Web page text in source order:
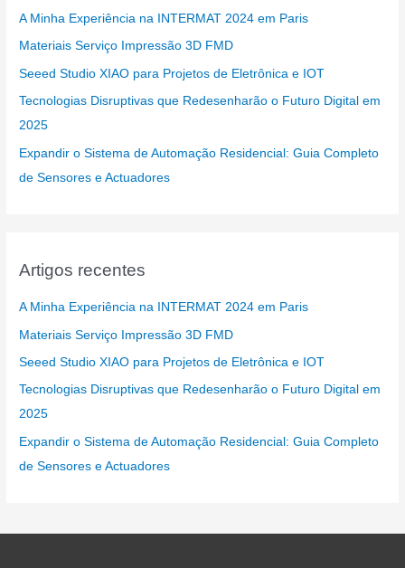
A Minha Experiência na INTERMAT 2024 em Paris
Materiais Serviço Impressão 3D FMD
Seeed Studio XIAO para Projetos de Eletrônica e IOT
Tecnologias Disruptivas que Redesenharão o Futuro Digital em
2025
Expandir o Sistema de Automação Residencial: Guia Completo
de Sensores e Actuadores
Artigos recentes
A Minha Experiência na INTERMAT 2024 em Paris
Materiais Serviço Impressão 3D FMD
Seeed Studio XIAO para Projetos de Eletrônica e IOT
Tecnologias Disruptivas que Redesenharão o Futuro Digital em
2025
Expandir o Sistema de Automação Residencial: Guia Completo
de Sensores e Actuadores